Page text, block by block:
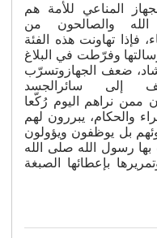
المناعي للأمة هم
الله والصالحون من
فإذا تهاونت هذه الفئة
وفرّطت في البلاغ
ضعف الجهازوتسرّب
إلى سائرالجسد
ممن نراهم اليوم رُكّعا
والحكام، يبررون لهم
بل يوظفون ويؤولون
بها رسول الله صلى الله
بإعطائها الصبغة